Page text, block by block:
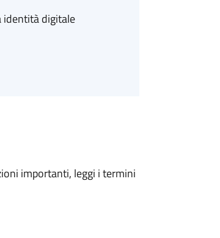
identità digitale
importanti, leggi i termini